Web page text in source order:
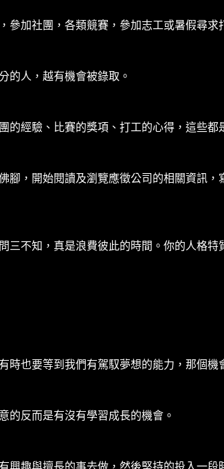
加社團，各類競賽，參加志工或暑假尋
的人，越有機會被錄取。
經驗、比賽的獎項、打工的心得，這些
腳，開始閱讀及瀏覽應徵公司的相關資訊
三不知，真是浪費彼此的時間。你的人格
時也要等到我們有駕馭夢想的能力，那個
的反而是有沒有學習成長的機會。